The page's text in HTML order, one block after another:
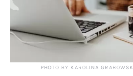
PHOTO BY KAROLINA